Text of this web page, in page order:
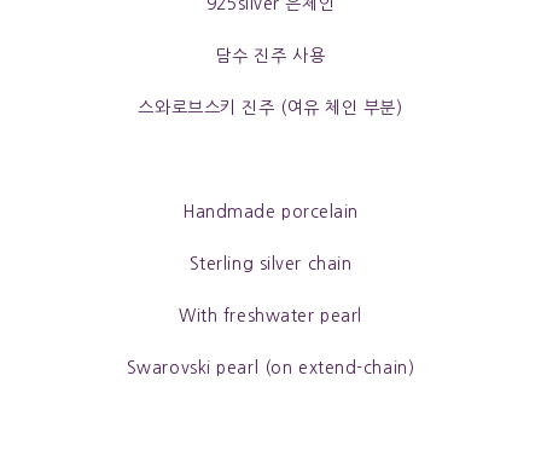
925silver 은체인
담수 진주 사용
스와로브스키 진주 (여유 체인 부분)
Handmade porcelain
Sterling silver chain
With freshwater pearl
Swarovski pearl (on extend-chain)